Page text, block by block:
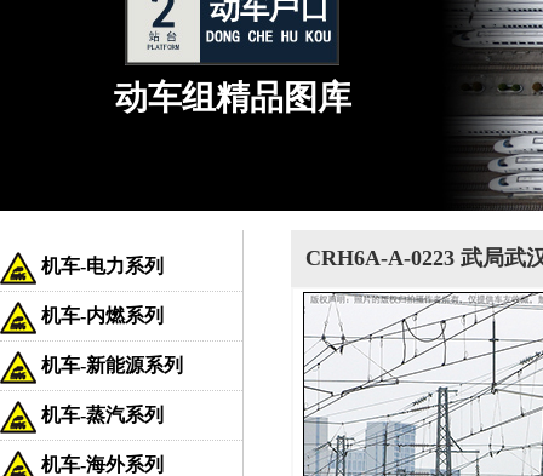
动车组精品图库
机车-电力系列
机车-内燃系列
机车-新能源系列
机车-蒸汽系列
机车-海外系列
CRH6A-A-0223 武局武